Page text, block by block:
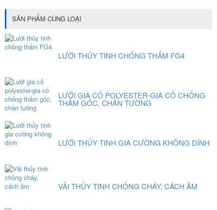
SẢN PHẨM CÙNG LOẠI
LƯỚI THỦY TINH CHỐNG THẤM FG4
LƯỚI GIA CỐ POLYESTER-GIA CỐ CHỐNG
THẤM GÓC, CHÂN TƯỜNG
LƯỚI THỦY TINH GIA CƯỜNG KHÔNG DÍNH
VẢI THỦY TINH CHỐNG CHÁY, CÁCH ÂM